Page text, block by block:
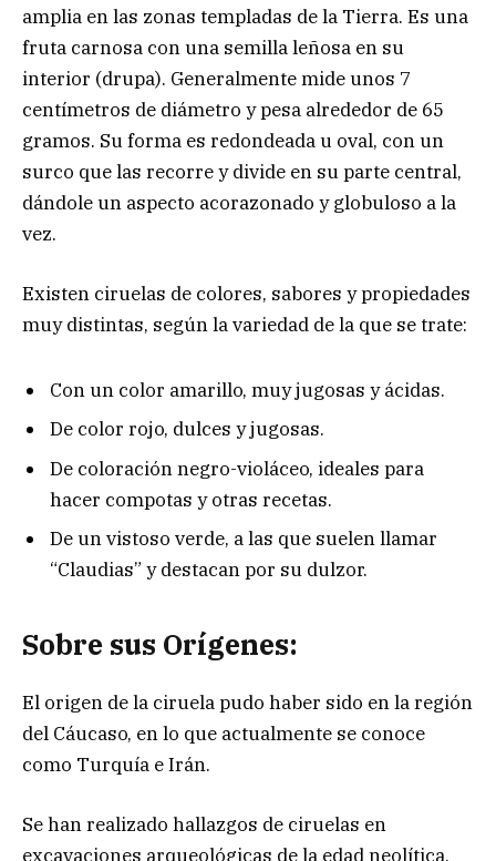
amplia en las zonas templadas de la Tierra. Es una
fruta carnosa con una semilla leñosa en su
interior (drupa). Generalmente mide unos 7
centímetros de diámetro y pesa alrededor de 65
gramos. Su forma es redondeada u oval, con un
surco que las recorre y divide en su parte central,
dándole un aspecto acorazonado y globuloso a la
vez.
Existen ciruelas de colores, sabores y propiedades
muy distintas, según la variedad de la que se trate:
Con un color amarillo, muy jugosas y ácidas.
De color rojo, dulces y jugosas.
De coloración negro-violáceo, ideales para
hacer compotas y otras recetas.
De un vistoso verde, a las que suelen llamar
“Claudias” y destacan por su dulzor.
Sobre sus Orígenes:
El origen de la ciruela pudo haber sido en la región
del Cáucaso, en lo que actualmente se conoce
como Turquía e Irán.
Se han realizado hallazgos de ciruelas en
excavaciones arqueológicas de la edad neolítica,